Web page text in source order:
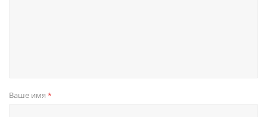
Ваше имя *